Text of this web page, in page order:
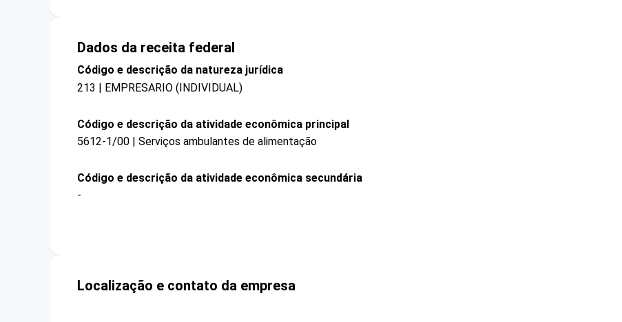
Dados da receita federal
Código e descrição da natureza jurídica
213 | EMPRESARIO (INDIVIDUAL)
Código e descrição da atividade econômica principal
5612-1/00 | Serviços ambulantes de alimentação
Código e descrição da atividade econômica secundária
-
Localização e contato da empresa